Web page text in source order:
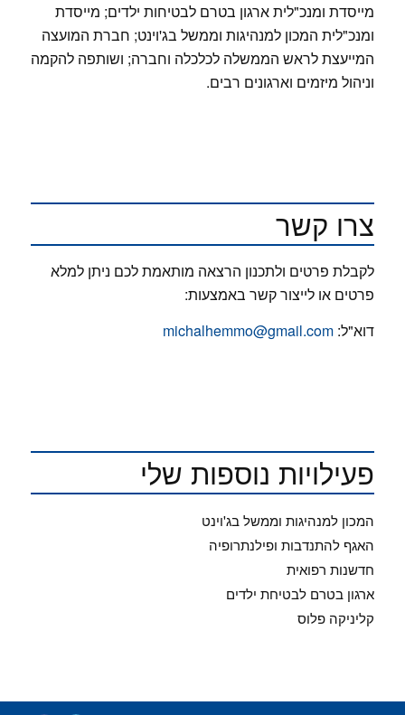
מייסדת ומנכ"לית ארגון בטרם לבטיחות ילדים; מייסדת
ומנכ"לית המכון למנהיגות וממשל בג'וינט; חברת המועצה
המייעצת לראש הממשלה לכלכלה וחברה; ושותפה להקמה
וניהול מיזמים וארגונים רבים.
צרו קשר
לקבלת פרטים ולתכנון הרצאה מותאמת לכם ניתן למלא
פרטים או לייצור קשר באמצעות:
דוא"ל: michalhemmo@gmail.com
פעילויות נוספות שלי
המכון למנהיגות וממשל בג'וינט
האגף להתנדבות ופילנתרופיה
חדשנות רפואית
ארגון בטרם לבטיחת ילדים
קליניקה פלוס